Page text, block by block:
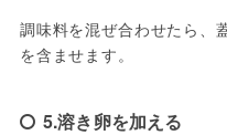
調味料を混ぜ合わせたら、
を含ませます。
5.溶き卵を加える